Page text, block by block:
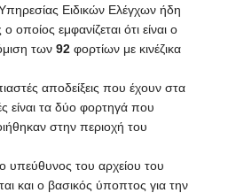
Ειδικών Ελέγχων ήδη
οποίος εμφανίζεται ότι είναι ο
των 92φορτίων με κινέζικα
αποδείξεις που έχουν στα
είναι τα δύο φορτηγά που
στην περιοχή του
του αρχείου του
και ο βασικός ύποπτος για την